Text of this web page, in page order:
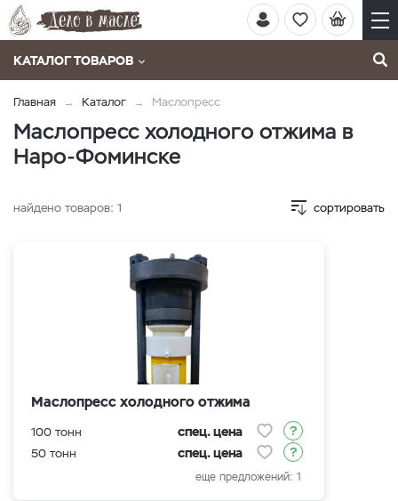
КАТАЛОГ ТОВАРОВ
Главная Каталог Маслопресс
Маслопресс холодного отжима в
Наро-Фоминске
найдено товаров: 1 сортировать
Маслопресс холодного отжима
100 тонн спец. цена
50 тонн спец. цена
еще предложений: 1